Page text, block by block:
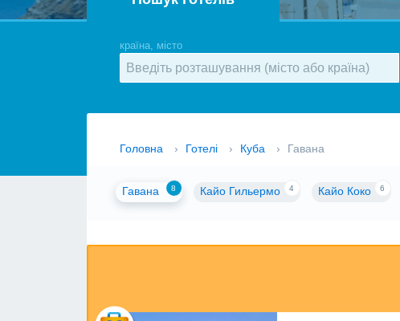
країна, місто
Головна › Готелі › Куба › Гавана
Гавана 8 Кайо Гильермо 4 Кайо Коко 6